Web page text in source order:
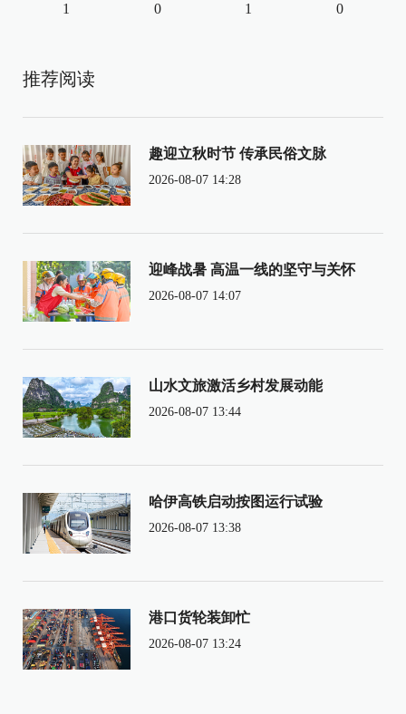
1 0 1 0
推荐阅读
趣迎立秋时节 传承民俗文脉
2026-08-07 14:28
迎峰战暑 高温一线的坚守与关怀
2026-08-07 14:07
山水文旅激活乡村发展动能
2026-08-07 13:44
哈伊高铁启动按图运行试验
2026-08-07 13:38
港口货轮装卸忙
2026-08-07 13:24